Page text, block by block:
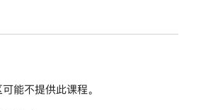
能不提供此课程。